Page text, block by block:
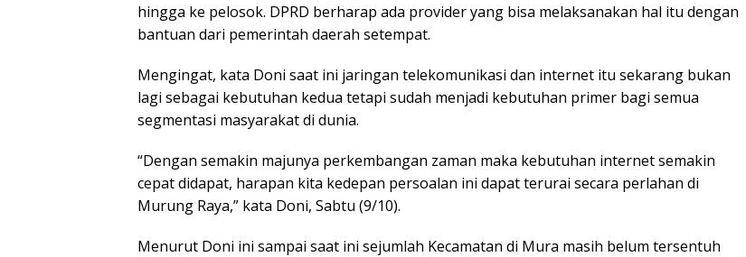
hingga ke pelosok. DPRD berharap ada provider yang bisa melaksanakan hal itu dengan
bantuan dari pemerintah daerah setempat.
Mengingat, kata Doni saat ini jaringan telekomunikasi dan internet itu sekarang bukan
lagi sebagai kebutuhan kedua tetapi sudah menjadi kebutuhan primer bagi semua
segmentasi masyarakat di dunia.
“Dengan semakin majunya perkembangan zaman maka kebutuhan internet semakin
cepat didapat, harapan kita kedepan persoalan ini dapat terurai secara perlahan di
Murung Raya,” kata Doni, Sabtu (9/10).
Menurut Doni ini sampai saat ini sejumlah Kecamatan di Mura masih belum tersentuh